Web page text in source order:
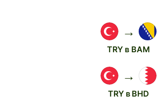
→
TRY в BAM
→
TRY в BHD